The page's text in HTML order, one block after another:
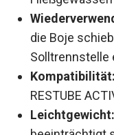
auf die Boje
Solltrennstelle
Modellen
EXTREME.
Leichtgewicht: